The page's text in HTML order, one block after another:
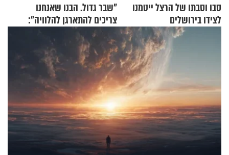
סבו וסבתו של הרצל ייטמנו
לצידו בירושלים
"שבר גדול. הבנו שאנחנו
צריכים להתארגן להלוויה":
זוגיות במבחן, הפעם עם מרים
וגד דנינו